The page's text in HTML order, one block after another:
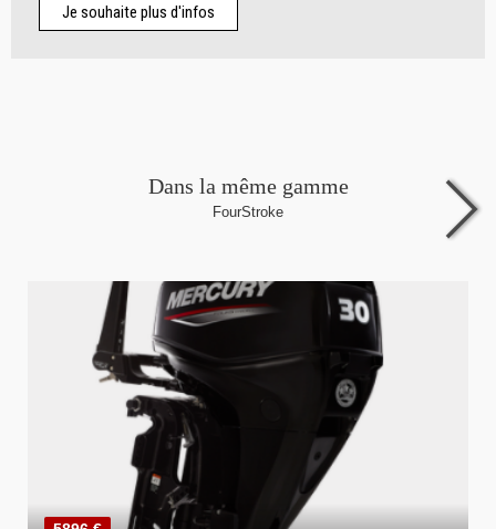
Je souhaite plus d'infos
Dans la même gamme
FourStroke